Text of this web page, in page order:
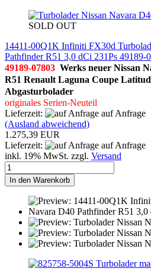
SOLD OUT
14411-00Q1K Infiniti FX30d
Pathfinder R51 3,0 dCi 231Ps 49189-
49189-07803 Werks neuer Nissan
R51 Renault Laguna Coupe
Abgasturbolader
originales Serien-Neuteil
Lieferzeit:
auf Anfrage
(Ausland abweichend)
1.275,39 EUR
Lieferzeit:
auf Anfrage
inkl. 19% MwSt. zzgl. Versand
In den Warenkorb